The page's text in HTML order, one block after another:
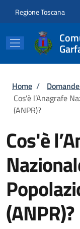
Regione Toscana
Briciole
Home /
Cos'è l’Anagrafe
(ANPR)?
Cos'è
(ANPR)?